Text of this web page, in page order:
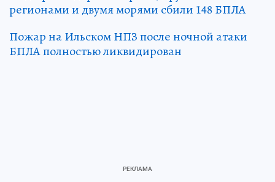
регионами и двумя морями сбили 148 БПЛА
Пожар на Ильском НПЗ после ночной атаки
БПЛА полностью ликвидирован